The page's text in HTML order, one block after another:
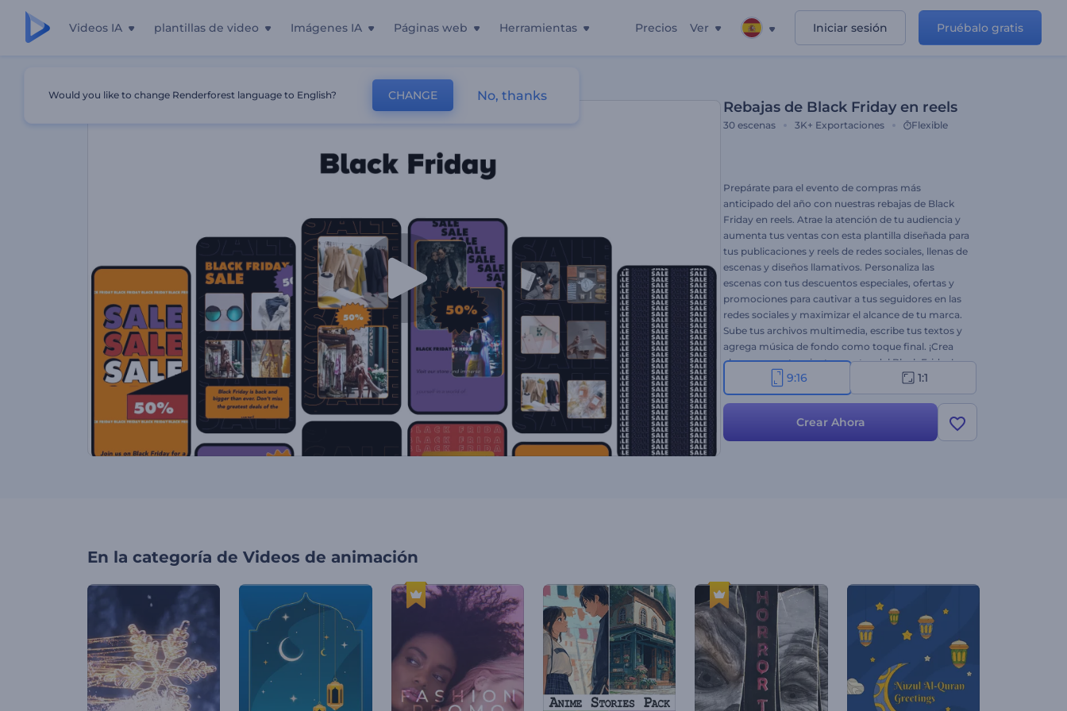
Videos IA plantillas de video Imágenes IA Páginas web Herramientas Precios Ver Iniciar sesión Pruébalo gratis
Rebajas de Black Friday en reels
30 escenas 3K+ Exportaciones Flexible
Prepárate para el evento de compras más
anticipado del año con nuestras rebajas de Black
Friday en reels. Atrae la atención de tu audiencia y
aumenta tus ventas con esta plantilla diseñada para
tus publicaciones y reels de redes sociales, llenas de
escenas y diseños llamativos. Personaliza las
escenas con tus descuentos especiales, ofertas y
promociones para cautivar a tus seguidores en las
redes sociales y maximizar el alcance de tu marca.
Sube tus archivos multimedia, escribe tus textos y
agrega música de fondo como toque final. ¡Crea
ahora para potenciar tus ventas del Black Friday!
Aprovecha la oportunidad hoy mismo.
9:16 1:1
Crear Ahora
En la categoría de Videos de animación
Would you like to change Renderforest language to English? CHANGE No, thanks